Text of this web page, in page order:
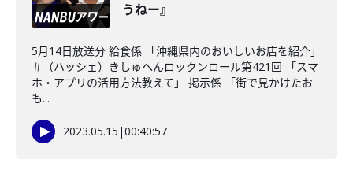
うねー』
5月14日放送分 給食係 「沖縄県内のおいしいお店を紹介」
＃（ハッシェ）きしゅへんロックンロール第421回 「スマ
ホ・アプリの活用方法教えて」 掲示係 「街で見かけたお
も...
2023.05.15 |00:40:57